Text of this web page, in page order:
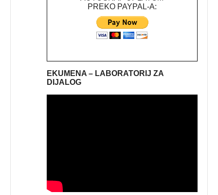
PREKO PAYPAL-A:
EKUMENA – LABORATORIJ ZA
DIJALOG